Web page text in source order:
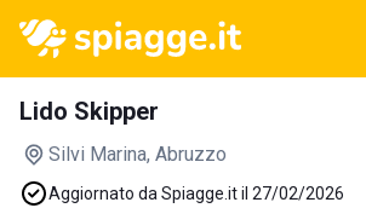
Lido Skipper
Silvi Marina, Abruzzo
Aggiornato da Spiagge.it il 27/02/2026